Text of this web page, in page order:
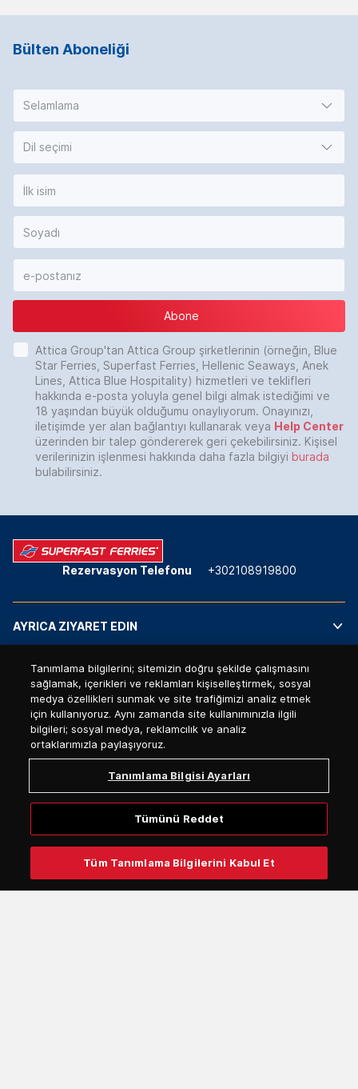
Bülten Aboneliği
Selamlama
Dil seçimi
Abone
Attica Group'tan Attica Group şirketlerinin (örneğin, Blue
Star Ferries, Superfast Ferries, Hellenic Seaways, Anek
Lines, Attica Blue Hospitality) hizmetleri ve teklifleri
hakkında e-posta yoluyla genel bilgi almak istediğimi ve
18 yaşından büyük olduğumu onaylıyorum. Onayınızı,
iletişimde yer alan bağlantıyı kullanarak veya Help Center
üzerinden bir talep göndererek geri çekebilirsiniz. Kişisel
verilerinizin işlenmesi hakkında daha fazla bilgiyi burada
bulabilirsiniz.
Rezervasyon Telefonu +302108919800
AYRICA ZIYARET EDIN
HIZLI ERISIM
REZERVASYONU YÖNET
Privacy Policy - Call Center & ΑΙ VoiceBot
Whistleblowing
Tanımlama bilgilerini; sitemizin doğru şekilde çalışmasını
sağlamak, içerikleri ve reklamları kişiselleştirmek, sosyal
medya özellikleri sunmak ve site trafiğimizi analiz etmek
için kullanıyoruz. Aynı zamanda site kullanımınızla ilgili
bilgileri; sosyal medya, reklamcılık ve analiz
ortaklarımızla paylaşıyoruz.
Tanımlama Bilgisi Ayarları
Tümünü Reddet
Tüm Tanımlama Bilgilerini Kabul Et